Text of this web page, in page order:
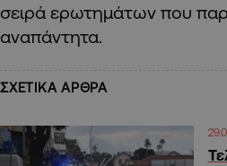
σειρά ερωτημάτων που
αναπάντητα.
ΣΧΕΤΙΚΑ ΑΡΘΡΑ